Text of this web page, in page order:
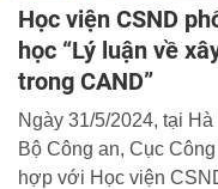
Học viện CSND
học “Lý luận về
trong CAND”
Ngày 31/5/2024, tại
Bộ Công an, Cục
hợp với Học viện